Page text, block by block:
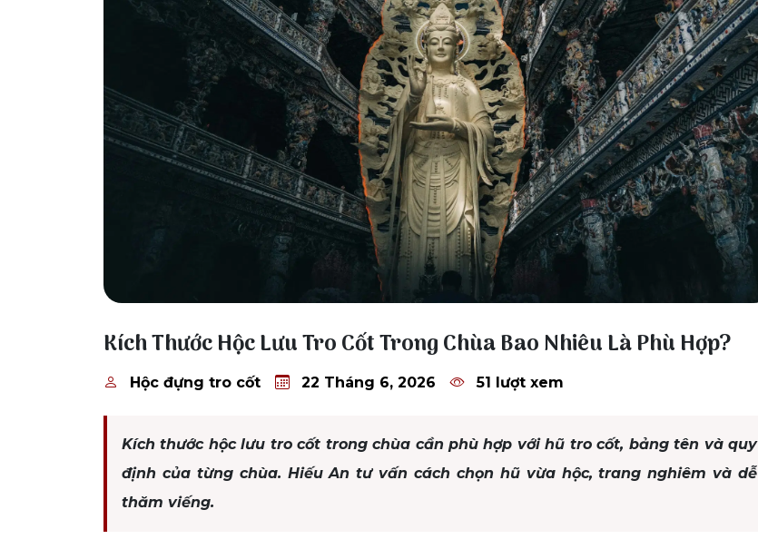
Kích Thước Hộc Lưu Tro Cốt Trong Chùa Bao Nhiêu Là Phù Hợp?
Hộc đựng tro cốt 22 Tháng 6, 2026 51 lượt xem
Kích thước hộc lưu tro cốt trong chùa cần phù hợp với hũ tro cốt, bảng tên và quy
định của từng chùa. Hiếu An tư vấn cách chọn hũ vừa hộc, trang nghiêm và dễ
thăm viếng.